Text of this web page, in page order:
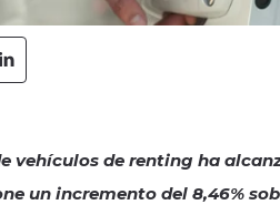
vehículos de renting ha
un incremento del 8,46%